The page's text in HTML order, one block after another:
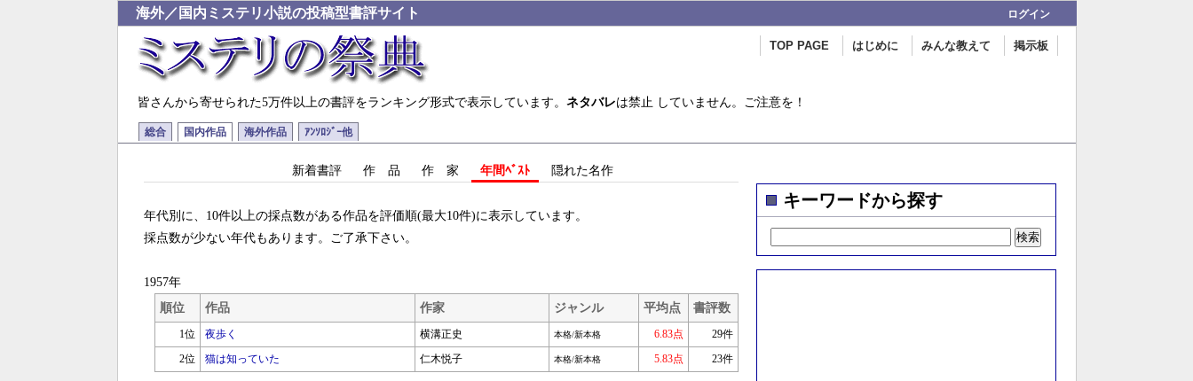
海外／国内ミステリ小説の投稿型書評サイト ログイン
掲示板
みんな教えて
はじめに
TOP PAGE
皆さんから寄せられた5万件以上の書評をランキング形式で表示しています。 ネタバレは禁止 していません。ご注意を！
総合 国内作品 海外作品 ｱﾝｿﾛｼﾞｰ他
新着書評 作 品 作 家 年間ﾍﾞｽﾄ 隠れた名作
年代別に、10件以上の採点数がある作品を評価順(最大10件)に表示しています。
採点数が少ない年代もあります。ご了承下さい。
1957年
順位
作品 作家 ジャンル 平均点 書評数
1位 夜歩く 横溝正史 本格/新本格 6.83点
29件
2位
猫は知っていた 仁木悦子 本格/新本格 5.83点 23件
キーワードから探す